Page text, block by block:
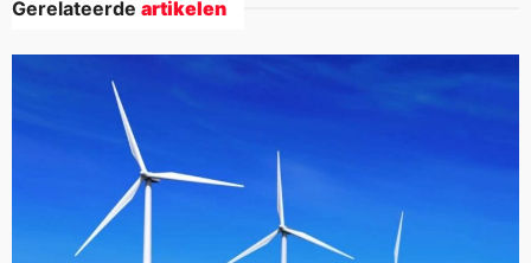
Gerelateerde artikelen